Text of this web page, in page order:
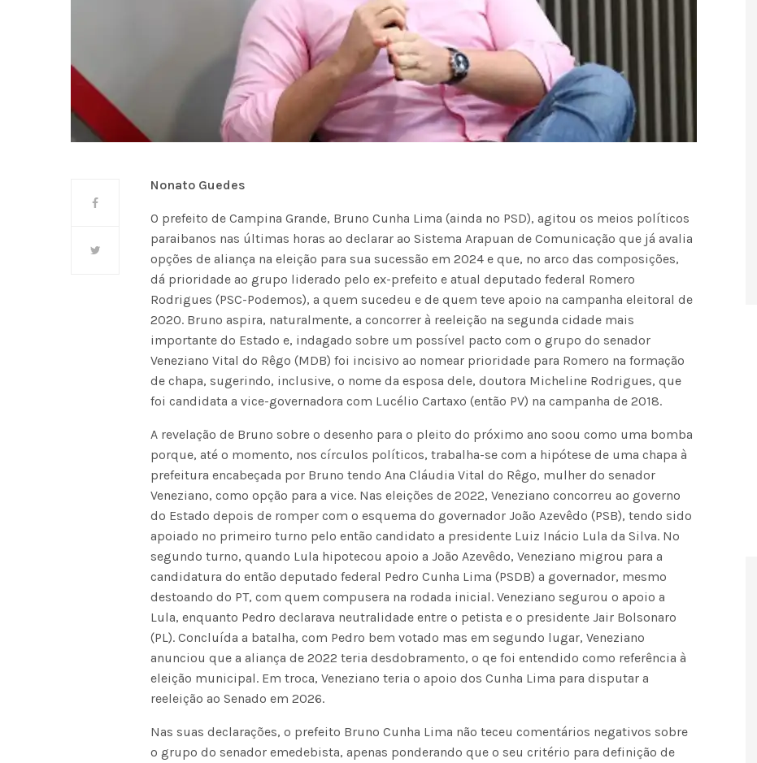
Nonato Guedes
O prefeito de Campina Grande, Bruno Cunha Lima (ainda no PSD), agitou os meios políticos
paraibanos nas últimas horas ao declarar ao Sistema Arapuan de Comunicação que já avalia
opções de aliança na eleição para sua sucessão em 2024 e que, no arco das composições,
dá prioridade ao grupo liderado pelo ex-prefeito e atual deputado federal Romero
Rodrigues (PSC-Podemos), a quem sucedeu e de quem teve apoio na campanha eleitoral de
2020. Bruno aspira, naturalmente, a concorrer à reeleição na segunda cidade mais
importante do Estado e, indagado sobre um possível pacto com o grupo do senador
Veneziano Vital do Rêgo (MDB) foi incisivo ao nomear prioridade para Romero na formação
de chapa, sugerindo, inclusive, o nome da esposa dele, doutora Micheline Rodrigues, que
foi candidata a vice-governadora com Lucélio Cartaxo (então PV) na campanha de 2018.
A revelação de Bruno sobre o desenho para o pleito do próximo ano soou como uma bomba
porque, até o momento, nos círculos políticos, trabalha-se com a hipótese de uma chapa à
prefeitura encabeçada por Bruno tendo Ana Cláudia Vital do Rêgo, mulher do senador
Veneziano, como opção para a vice. Nas eleições de 2022, Veneziano concorreu ao governo
do Estado depois de romper com o esquema do governador João Azevêdo (PSB), tendo sido
apoiado no primeiro turno pelo então candidato a presidente Luiz Inácio Lula da Silva. No
segundo turno, quando Lula hipotecou apoio a João Azevêdo, Veneziano migrou para a
candidatura do então deputado federal Pedro Cunha Lima (PSDB) a governador, mesmo
destoando do PT, com quem compusera na rodada inicial. Veneziano segurou o apoio a
Lula, enquanto Pedro declarava neutralidade entre o petista e o presidente Jair Bolsonaro
(PL). Concluída a batalha, com Pedro bem votado mas em segundo lugar, Veneziano
anunciou que a aliança de 2022 teria desdobramento, o qe foi entendido como referência à
eleição municipal. Em troca, Veneziano teria o apoio dos Cunha Lima para disputar a
reeleição ao Senado em 2026.
Nas suas declarações, o prefeito Bruno Cunha Lima não teceu comentários negativos sobre
o grupo do senador emedebista, apenas ponderando que o seu critério para definição de